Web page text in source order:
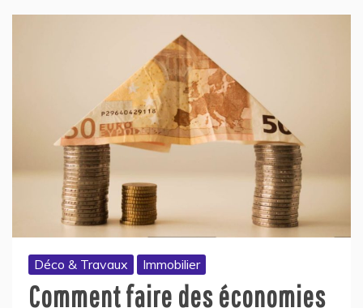
Déco & Travaux Immobilier
Comment faire des économies